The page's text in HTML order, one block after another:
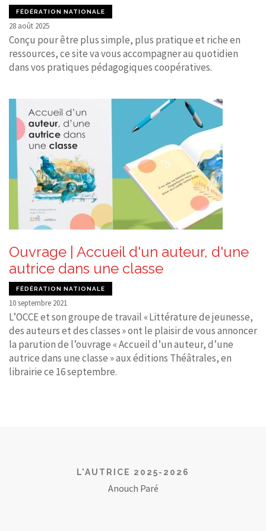
FÉDÉRATION NATIONALE
28 août 2025
Conçu pour être plus simple, plus pratique et riche en
ressources, ce site va vous accompagner au quotidien
dans vos pratiques pédagogiques coopératives.
Ouvrage | Accueil d'un auteur, d'une
autrice dans une classe
FÉDÉRATION NATIONALE
10 septembre 2021
L’OCCE et son groupe de travail « Littérature de jeunesse,
des auteurs et des classes » ont le plaisir de vous annoncer
la parution de l’ouvrage « Accueil d’un auteur, d’une
autrice dans une classe » aux éditions Théâtrales, en
librairie ce 16 septembre.
L'AUTRICE 2025-2026
Anouch Paré